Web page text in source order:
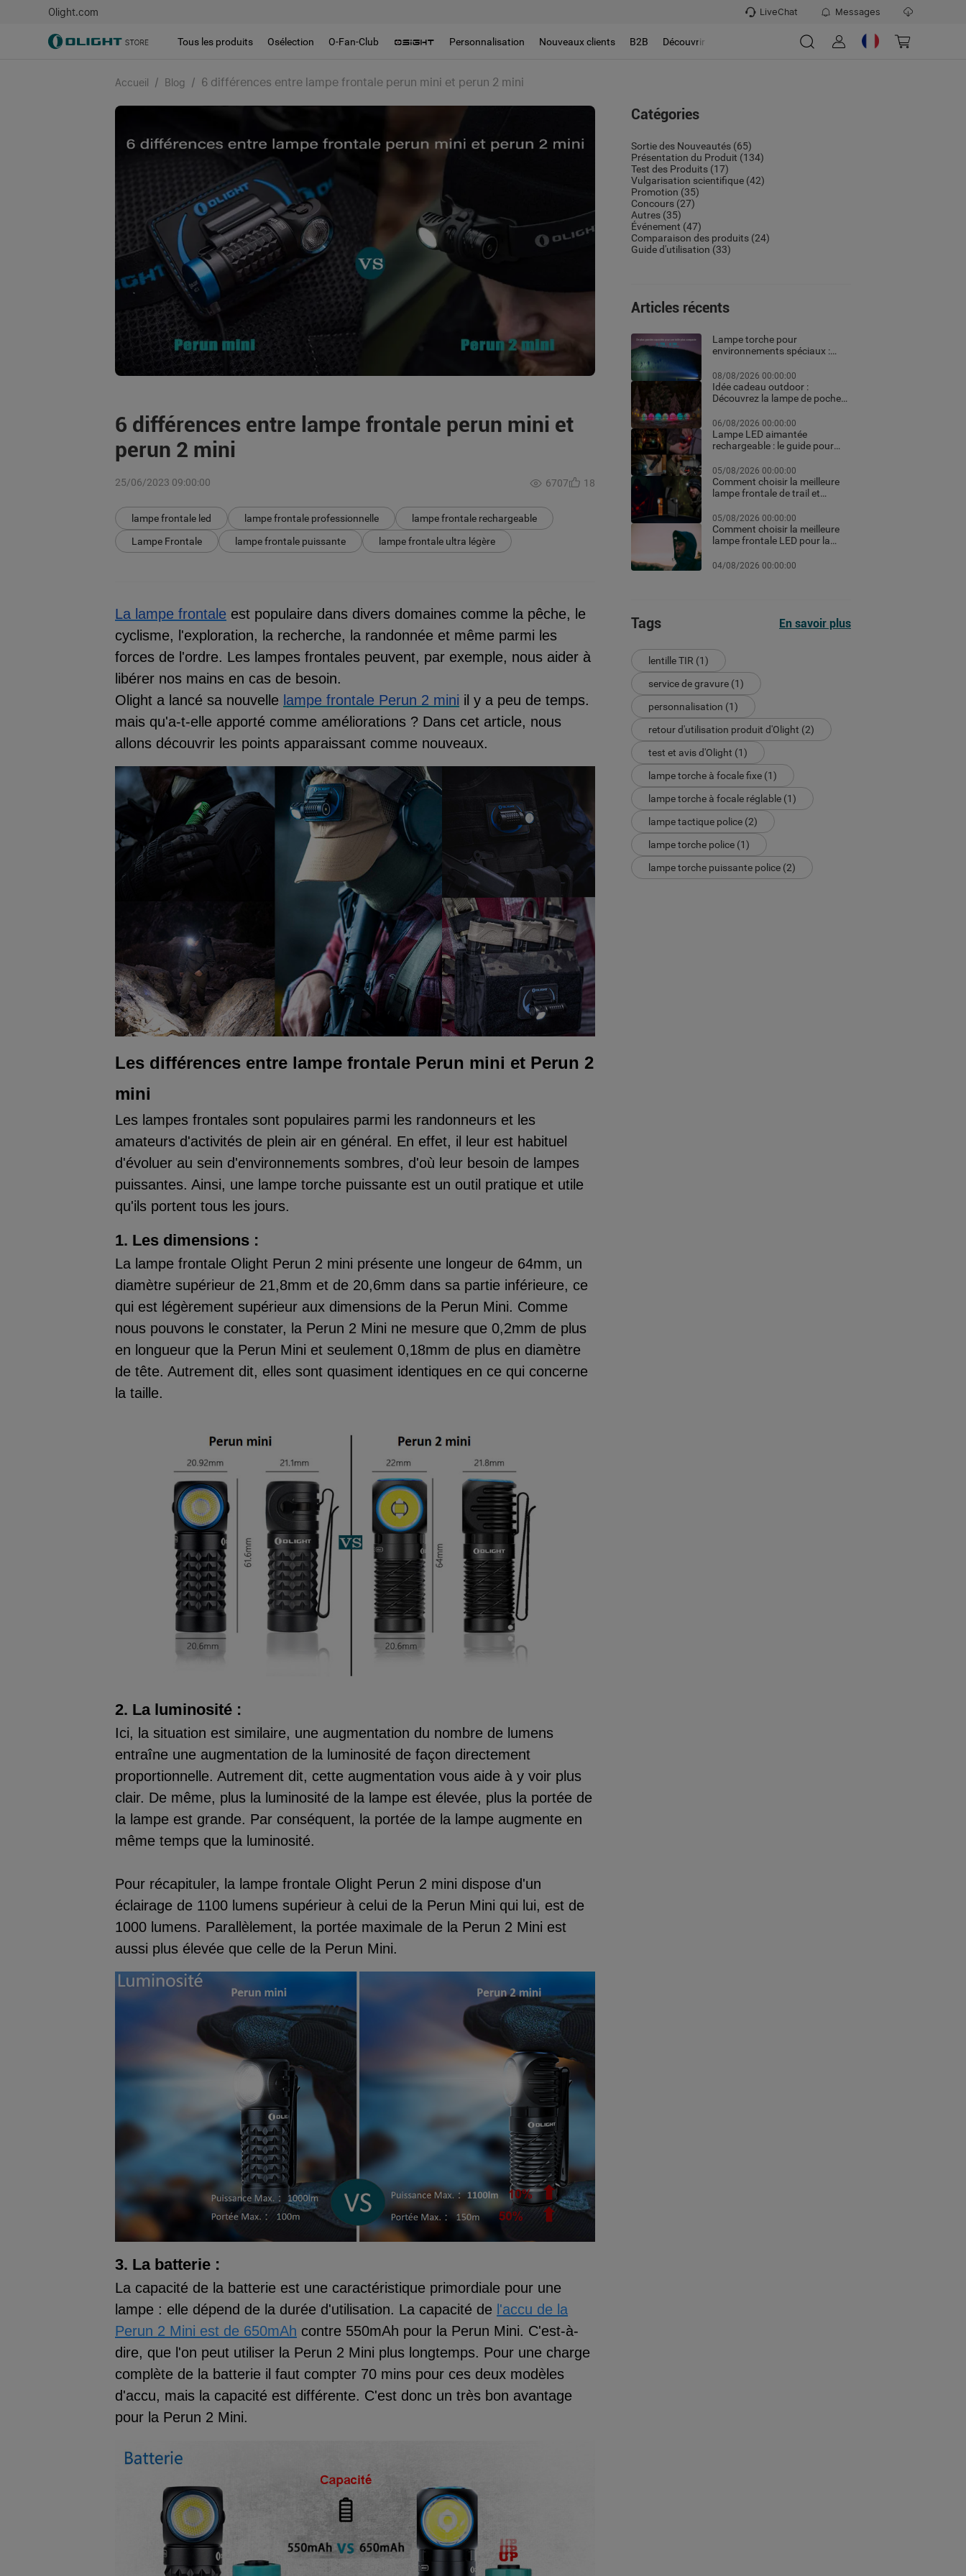
Olight.com LiveChat Messages
Tous les produits Osélection O-Fan-Club Personnalisation Nouveaux clients B2B Découvrir
Accueil / Blog / 6 différences entre lampe frontale perun mini et perun 2 mini
6 différences entre lampe frontale perun mini et
perun 2 mini
25/06/2023 09:00:00
lampe frontale led lampe frontale professionnelle
lampe frontale rechargeable
Lampe Frontale
lampe frontale puissante lampe frontale ultra légère
6707 18
La lampe frontale est populaire dans divers domaines comme la pêche, le
cyclisme, l'exploration, la recherche, la randonnée et même parmi les
forces de l'ordre. Les lampes frontales peuvent, par exemple, nous aider à
libérer nos mains en cas de besoin.
Olight a lancé sa nouvelle lampe frontale Perun 2 mini il y a peu de temps.
mais qu'a-t-elle apporté comme améliorations ? Dans cet article, nous
allons découvrir les points apparaissant comme nouveaux.
Les différences entre lampe frontale Perun mini et Perun 2
mini
Les lampes frontales sont populaires parmi les randonneurs et les
amateurs d'activités de plein air en général. En effet, il leur est habituel
d'évoluer au sein d'environnements sombres, d'où leur besoin de lampes
puissantes. Ainsi, une lampe torche puissante est un outil pratique et utile
qu'ils portent tous les jours.
1. Les dimensions :
La lampe frontale Olight Perun 2 mini présente une longeur de 64mm, un
diamètre supérieur de 21,8mm et de 20,6mm dans sa partie inférieure, ce
qui est légèrement supérieur aux dimensions de la Perun Mini. Comme
nous pouvons le constater, la Perun 2 Mini ne mesure que 0,2mm de plus
en longueur que la Perun Mini et seulement 0,18mm de plus en diamètre
de tête. Autrement dit, elles sont quasiment identiques en ce qui concerne
la taille.
2. La luminosité :
Ici, la situation est similaire, une augmentation du nombre de lumens
entraîne une augmentation de la luminosité de façon directement
proportionnelle. Autrement dit, cette augmentation vous aide à y voir plus
clair. De même, plus la luminosité de la lampe est élevée, plus la portée de
la lampe est grande. Par conséquent, la portée de la lampe augmente en
même temps que la luminosité.
Pour récapituler, la lampe frontale Olight Perun 2 mini dispose d'un
éclairage de 1100 lumens supérieur à celui de la Perun Mini qui lui, est de
1000 lumens. Parallèlement, la portée maximale de la Perun 2 Mini est
aussi plus élevée que celle de la Perun Mini.
3. La batterie :
La capacité de la batterie est une caractéristique primordiale pour une
lampe : elle dépend de la durée d'utilisation. La capacité de l'accu de la
Perun 2 Mini est de 650mAh contre 550mAh pour la Perun Mini. C'est-à-
dire, que l'on peut utiliser la Perun 2 Mini plus longtemps. Pour une charge
complète de la batterie il faut compter 70 mins pour ces deux modèles
d'accu, mais la capacité est différente. C'est donc un très bon avantage
pour la Perun 2 Mini.
Catégories
Sortie des Nouveautés (65)
Présentation du Produit (134)
Test des Produits (17)
Vulgarisation scientifique (42)
Promotion (35)
Concours (27)
Autres (35)
Événement (47)
Comparaison des produits (24)
Guide d'utilisation (33)
Articles récents
Lampe torche pour
environnements spéciaux :
professionnels extrêmes
08/08/2026 00:00:00
Idée cadeau outdoor :
Découvrez la lampe de poche
équipements high-tech pour
Noël
06/08/2026 00:00:00
Lampe LED aimantée
rechargeable : le guide pour
05/08/2026 00:00:00
Comment choisir la meilleure
lampe frontale de trail et
nuit
05/08/2026 00:00:00
Comment choisir la meilleure
lampe frontale LED pour la
04/08/2026 00:00:00
Tags En savoir plus
lentille TIR (1)
service de gravure (1)
personnalisation (1)
retour d'utilisation produit d'Olight (2)
test et avis d'Olight (1)
lampe torche à focale fixe (1)
lampe torche à focale réglable (1)
lampe tactique police (2)
lampe torche police (1)
lampe torche puissante police (2)